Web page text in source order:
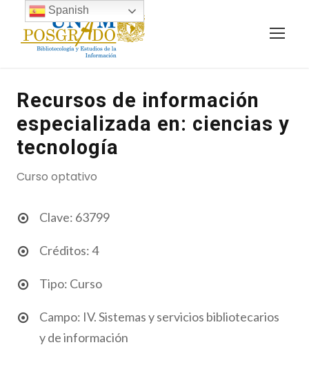
Recursos de información
especializada en: ciencias y
tecnología
Curso optativo
Clave: 63799
Créditos: 4
Tipo: Curso
Campo: IV. Sistemas y servicios bibliotecarios
y de información
Spanish